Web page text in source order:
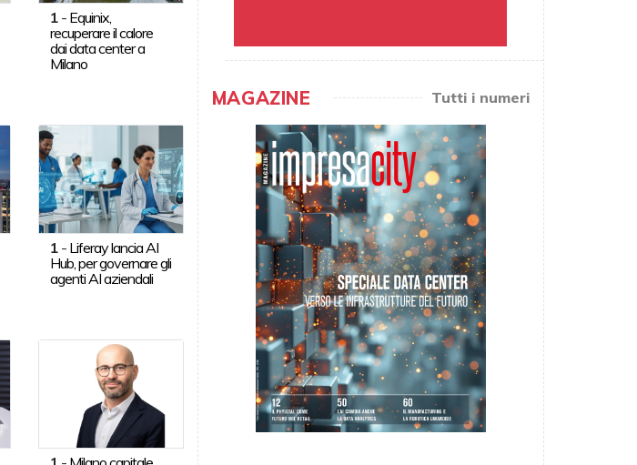
1 - Equinix,
recuperare il calore
dai data center a
Milano
1 - Liferay lancia AI
Hub, per governare gli
agenti AI aziendali
MAGAZINE Tutti i numeri